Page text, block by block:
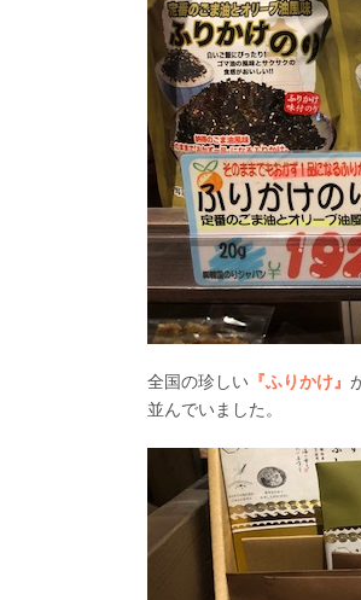
全国の珍しい 『ふりかけ』
並んでいました。